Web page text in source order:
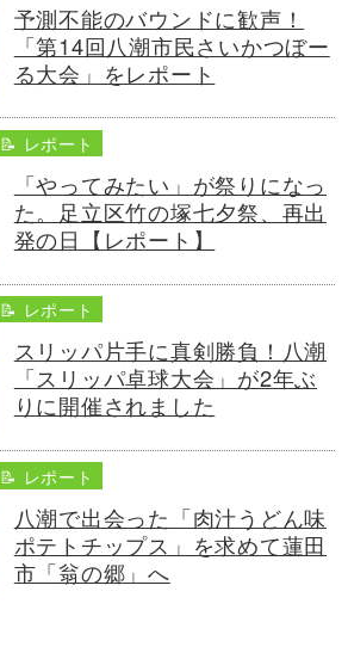
予測不能のバウンドに歓声！
「第14回八潮市民さいかつぼー
る大会」をレポート
📝 レポート
「やってみたい」が祭りになっ
た。足立区竹の塚七夕祭、再出
発の日【レポート】
📝 レポート
スリッパ片手に真剣勝負！八潮
「スリッパ卓球大会」が2年ぶ
りに開催されました
📝 レポート
八潮で出会った「肉汁うどん味
ポテトチップス」を求めて蓮田
市「翁の郷」へ